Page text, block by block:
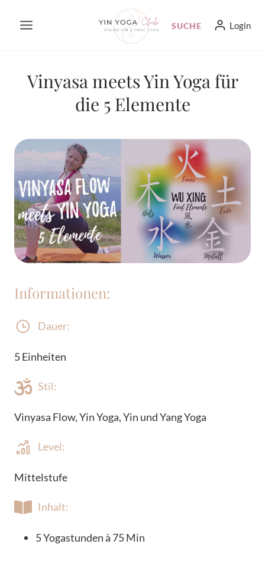
Inhalt
SUCHE Login
Vinyasa meets Yin Yoga für
die 5 Elemente
Informationen:
Dauer:
5 Einheiten
Stil:
Vinyasa Flow, Yin Yoga, Yin und Yang Yoga
Level:
Mittelstufe
Inhalt:
5 Yogastunden à 75 Min